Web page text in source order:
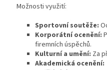
Možnosti využití:
Sportovní soutěže:
Korporátní ocenění:
firemních úspěchů.
Kulturní a umění: Za
Akademická ocenění: